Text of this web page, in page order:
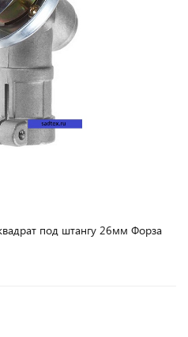
под штангу 26мм Форза